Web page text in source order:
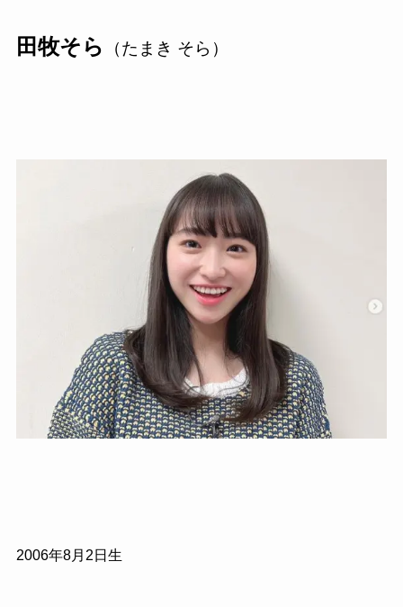
田牧そら （たまき そら）
2006年8月2日生